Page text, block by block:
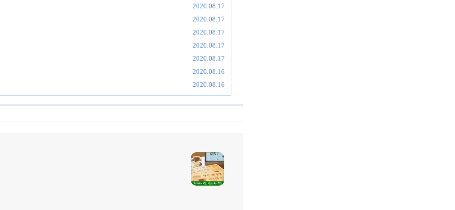
2020.08.17
2020.08.17
2020.08.17
2020.08.17
2020.08.17
2020.08.16
2020.08.16